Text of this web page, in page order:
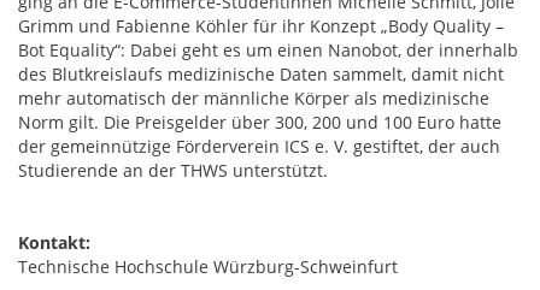
Grimm und Fabienne Köhler für ihr Konzept „Body Quality –
Bot Equality“: Dabei geht es um einen Nanobot, der innerhalb
des Blutkreislaufs medizinische Daten sammelt, damit nicht
mehr automatisch der männliche Körper als medizinische
Norm gilt. Die Preisgelder über 300, 200 und 100 Euro hatte
der gemeinnützige Förderverein ICS e. V. gestiftet, der auch
Studierende an der THWS unterstützt.
Kontakt:
Technische Hochschule Würzburg-Schweinfurt